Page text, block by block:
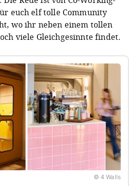
euch elf tolle Community
wo ihr neben einem tollen
viele Gleichgesinnte findet.
© 4 Walls